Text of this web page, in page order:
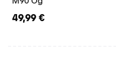
49,99 €